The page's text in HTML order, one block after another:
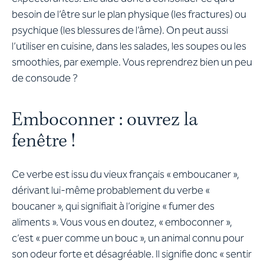
besoin de l’être sur le plan physique (les fractures) ou
psychique (les blessures de l’âme). On peut aussi
l’utiliser en cuisine, dans les salades, les soupes ou les
smoothies, par exemple. Vous reprendrez bien un peu
de consoude ?
Emboconner : ouvrez la
fenêtre !
Ce verbe est issu du vieux français « emboucaner »,
dérivant lui-même probablement du verbe «
boucaner », qui signifiait à l’origine « fumer des
aliments ». Vous vous en doutez, « emboconner »,
c’est « puer comme un bouc », un animal connu pour
son odeur forte et désagréable. Il signifie donc « sentir